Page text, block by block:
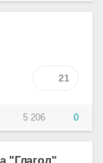
21
5 206 0
"Глагол"